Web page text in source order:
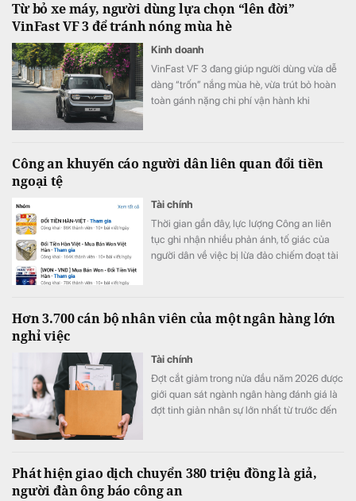
kể từ ngày 31/7/2026.
Từ bỏ xe máy, người dùng lựa chọn “lên đời”
VinFast VF 3 để tránh nóng mùa hè
Kinh doanh
VinFast VF 3 đang giúp người dùng vừa dễ
dàng “trốn” nắng mùa hè, vừa trút bỏ hoàn
toàn gánh nặng chi phí vận hành khi
Công an khuyến cáo người dân liên quan đổi tiền
ngoại tệ
Tài chính
Thời gian gần đây, lực lượng Công an liên
tục ghi nhận nhiều phản ánh, tố giác của
người dân về việc bị lừa đảo chiếm đoạt tài
Quốc (KRW).
Hơn 3.700 cán bộ nhân viên của một ngân hàng lớn
nghỉ việc
Tài chính
Đợt cắt giảm trong nửa đầu năm 2026 được
giới quan sát ngành ngân hàng đánh giá là
đợt tinh giản nhân sự lớn nhất từ trước đến
Phát hiện giao dịch chuyển 380 triệu đồng là giả,
người đàn ông báo công an